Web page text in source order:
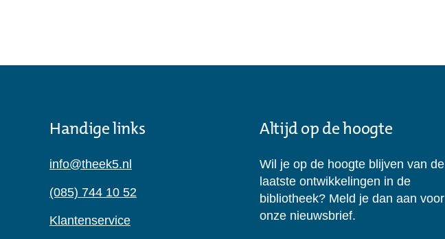
Handige links
info@theek5.nl
(085) 744 10 52
Klantenservice
Altijd op de hoogte
Wil je op de hoogte blijven van de
laatste ontwikkelingen in de
bibliotheek? Meld je dan aan voor
onze nieuwsbrief.